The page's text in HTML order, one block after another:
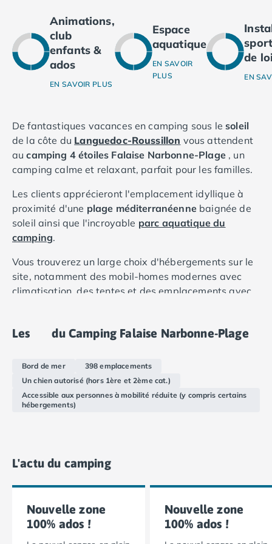
Camping Corse
Camping Corse-du-Sud
Camping Bonifacio
Camping Porto Vecchio
Camping Haute-Corse
Camping Franche-Comté
Camping Doubs
Camping Jura
Camping Clairvaux-les-Lacs
Camping Eure
Camping Ile-de-France
Camping Essonne
Camping Seine-et-Marne
Camping Val d'Oise
Camping Val-de-Marne
Camping Languedoc-Roussillon
Camping Narbonne-Plage
Camping Aigues-Mortes
Camping Grau-du-Roi
Camping Nîmes
Camping La Grande Motte
Camping Montpellier
Camping Palavas-les-Flots
Camping Sète
Animations,
club
enfants &
ados
EN SAVOIR PLUS
Espace
aquatique
EN SAVOIR
PLUS
de
EN
De fantastiques vacances en camping sous lesoleil
de la côte du Languedoc-Roussillon vous attendent
aucamping 4 étoiles Falaise Narbonne-Plage, un
camping calme et relaxant, parfait pour les familles.
Les clients apprécieront l'emplacement idyllique à
proximité d'une plage méditerranéenne baignée de
soleil ainsi que l'incroyable parc aquatique du
camping.
Vous trouverez un large choix d'hébergements sur le
site, notamment des mobil-homes modernes avec
climatisation, des tentes et des emplacements avec
Les du Camping Falaise Narbonne-Plage
Bord de mer
398 emplacements
Un chien autorisé (hors 1ère et 2ème cat.)
Accessible aux personnes à mobilité réduite (y compris certains
hébergements)
L'actu du camping
Nouvelle zone
100% ados !
Nouvelle zone
100% ados !